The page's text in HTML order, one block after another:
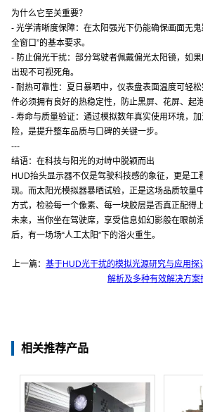
为什么它至关重要？
- 光学清晰度保障：在太阳强光下仍能确保画面无
全窗口”的基本要求。
- 防止偏光干扰：部分驾驶者佩戴偏光太阳镜，如
出现不可视死角。
- 耐热可靠性：夏日暴晒中，仪表盘表面温度可轻
件必须拥有良好的热稳定性，防止黑屏、花屏、起
- 寿命与质量验证：通过模拟数年真实使用环境，
险，是提升整车品质与口碑的关键一步。
---
结语：在科技与阳光的对峙中脱颖而出
HUD抬头显示器不仅是驾驶科技感的象征，更是
现。而太阳光模拟器暴晒试验，正是这场品质较量
方式，检验每一个像素、每一块胶层是否真正配得上
未来，当你坐在驾驶席，享受信息如幻影般在眼前
后，有一场场“人工太阳”下的浴火重生。
上一篇： 基于HUD光干扰的模拟光源研究与应用探
解析及多种有效解决方案
相关推荐产品